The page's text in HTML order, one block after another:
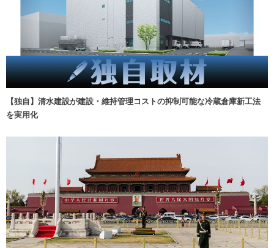
【独自】清水建設が建設・維持管理コストの抑制可能な冷蔵倉庫新工法
を実用化